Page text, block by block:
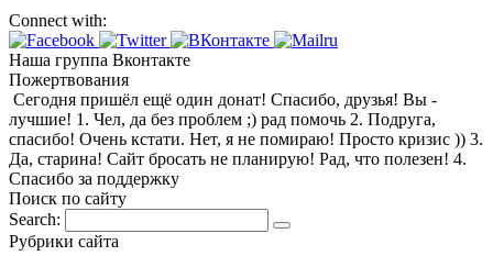
Connect with:
Наша группа Вконтакте
Пожертвования
Сегодня пришёл ещё один донат! Спасибо, друзья! Вы -
лучшие! 1. Чел, да без проблем ;) рад помочь 2. Подруга,
спасибо! Очень кстати. Нет, я не помираю! Просто кризис )) 3.
Да, старина! Сайт бросать не планирую! Рад, что полезен! 4.
Спасибо за поддержку
Поиск по сайту
Search:
Рубрики сайта